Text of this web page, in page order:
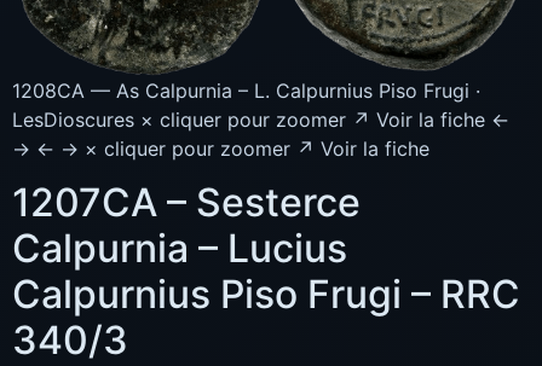
1208CA — As Calpurnia – L. Calpurnius Piso Frugi ·
LesDioscures × cliquer pour zoomer ↗ Voir la fiche ←
→ ← → × cliquer pour zoomer ↗ Voir la fiche
1207CA – Sesterce
Calpurnia – Lucius
Calpurnius Piso Frugi – RRC
340/3